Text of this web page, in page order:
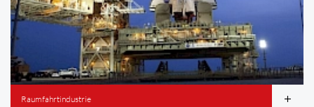
Raumfahrtindustrie